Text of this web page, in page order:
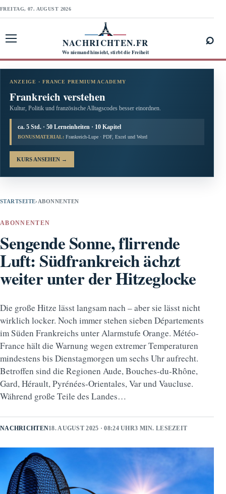
FREITAG, 07. AUGUST 2026
NACHRICHTEN.FR
Wo niemand hinsieht, stirbt die Freiheit
⌕
ANZEIGE · FRANCE PREMIUM ACADEMY
Frankreich verstehen
Kultur, Politik und französische Alltagscodes besser einordnen.
ca. 5 Std. · 50 Lerneinheiten · 10 Kapitel
BONUSMATERIAL: Frankreich-Lupe · PDF, Excel und Word
KURS ANSEHEN →
STARTSEITE› ABONNENTEN
ABONNENTEN
Sengende Sonne, flirrende
Luft: Südfrankreich ächzt
weiter unter der Hitzeglocke
Die große Hitze lässt langsam nach – aber sie lässt nicht
wirklich locker. Noch immer stehen sieben Départements
im Süden Frankreichs unter Alarmstufe Orange. Météo-
France hält die Warnung wegen extremer Temperaturen
mindestens bis Dienstagmorgen um sechs Uhr aufrecht.
Betroffen sind die Regionen Aude, Bouches-du-Rhône,
Gard, Hérault, Pyrénées-Orientales, Var und Vaucluse.
Während große Teile des Landes…
NACHRICHTEN18. AUGUST 2025 · 08:24 UHR3 MIN. LESEZEIT